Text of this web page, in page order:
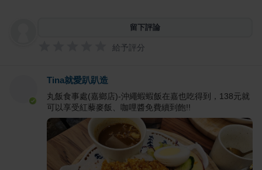
留下評論
給予評分
Tina就愛趴趴造
丸飯食事處(嘉鄉店)-沖繩蝦蝦飯在嘉也吃得到，138元就
可以享受紅藜麥飯、咖哩醬免費續到飽!!